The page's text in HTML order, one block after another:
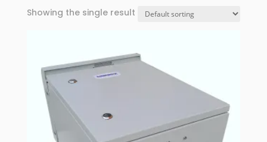
Showing the single result